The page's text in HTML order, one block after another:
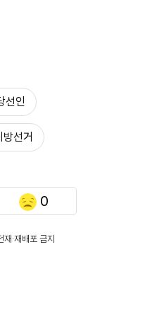
선인
선거
0
·재배포 금지